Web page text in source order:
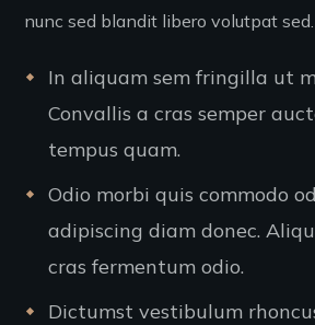
nunc sed blandit libero volutpat sed.
In aliquam sem fringilla ut
Convallis a cras semper
tempus quam.
Odio morbi quis commodo
adipiscing diam donec.
cras fermentum odio.
Dictumst vestibulum